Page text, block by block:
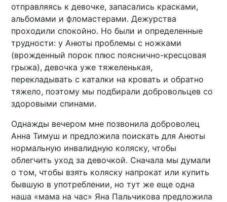
отправляясь к девочке, запасались красками,
альбомами и фломастерами. Дежурства
проходили спокойно. Но были и определенные
трудности: у Анюты проблемы с ножками
(врожденный порок плюс пояснично-кресцовая
грыжа), девочка уже тяжеленькая,
перекладывать с каталки на кровать и обратно
тяжело, поэтому мы подбирали добровольцев со
здоровыми спинами.
Однажды вечером мне позвонила доброволец
Анна Тимуш и предложила поискать для Анюты
нормальную инвалидную коляску, чтобы
облегчить уход за девочкой. Сначала мы думали
о том, чтобы взять коляску напрокат или купить
бывшую в употреблении, но тут же еще одна
наша «мама на час» Яна Пальчикова предложила